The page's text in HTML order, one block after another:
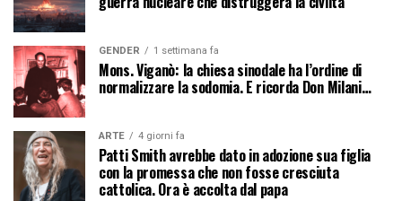
GENDER 1 settimana fa
Mons. Viganò: la chiesa sinodale ha l’ordine di
normalizzare la sodomia. E ricorda Don Milani…
ARTE 4 giorni fa
Patti Smith avrebbe dato in adozione sua figlia
con la promessa che non fosse cresciuta
cattolica. Ora è accolta dal papa